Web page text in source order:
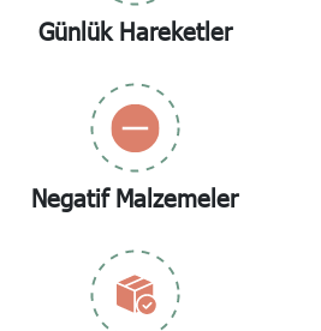
Günlük Hareketler
Negatif Malzemeler